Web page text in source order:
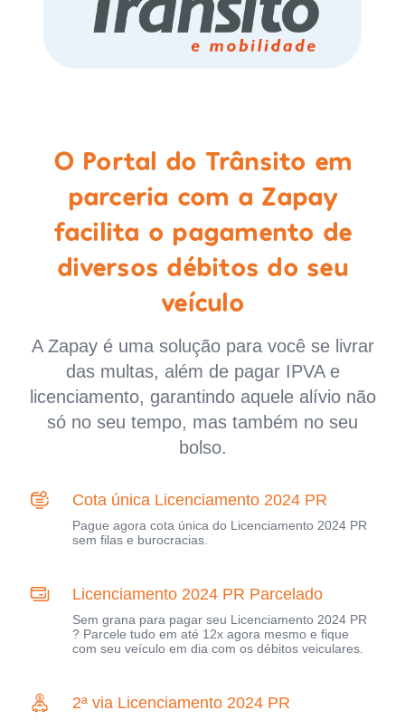
O Portal do Trânsito em
parceria com a Zapay
facilita o pagamento de
diversos débitos do seu
veículo
A Zapay é uma solução para você se livrar
das multas, além de pagar IPVA e
licenciamento, garantindo aquele alívio não
só no seu tempo, mas também no seu
bolso.
Cota única Licenciamento 2024 PR
Pague agora cota única do Licenciamento 2024 PR
sem filas e burocracias.
Licenciamento 2024 PR Parcelado
Sem grana para pagar seu Licenciamento 2024 PR
? Parcele tudo em até 12x agora mesmo e fique
com seu veículo em dia com os débitos veiculares.
2ª via Licenciamento 2024 PR